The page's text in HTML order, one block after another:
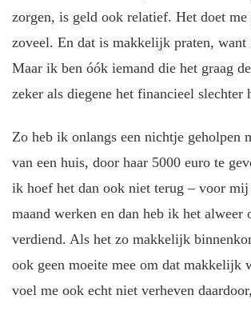
zorgen, is geld ook relatief. Het doet me
zoveel. En dat is makkelijk praten, want
Maar ik ben óók iemand die het graag
zeker als diegene het financieel slechter
Zo heb ik onlangs een nichtje geholpen
van een huis, door haar 5000 euro te
ik hoef het dan ook niet terug – voor mij
maand werken en dan heb ik het alweer
verdiend. Als het zo makkelijk
ook geen moeite mee om dat makkelijk
voel me ook echt niet verheven